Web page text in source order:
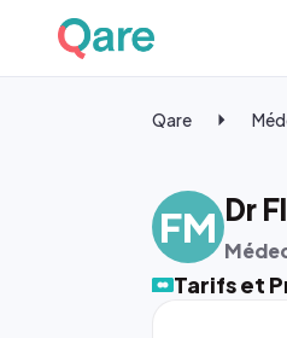
Qare
FM Dr
Tarifs et